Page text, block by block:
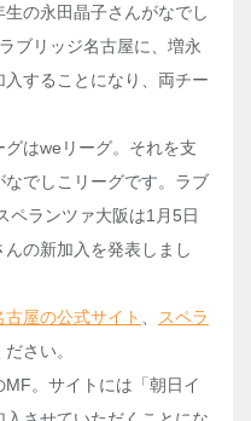
の永田晶子さんがなでし
ブリッジ名古屋に、増永
することになり、両チー
はweリーグ。それを支
でしこリーグです。ラブ
ペランツァ大阪は1月5日
の新加入を発表しまし
屋の公式サイト
スペラ
さい。
。サイトには「朝日イ